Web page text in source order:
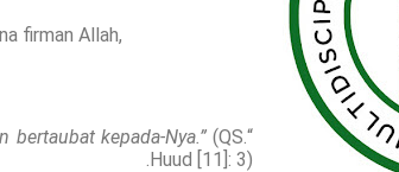
firman Allah,
“
kepada-Nya.” (QS.
Huud [11]: 3).